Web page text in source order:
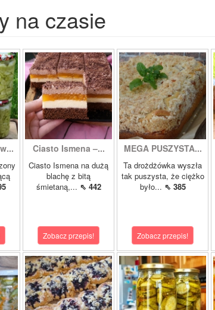
na czasie
Ciasto Ismena –...
Ciasto Ismena na dużą
blachę z bitą
śmietaną,... ⇖ 442
Zobacz przepis!
MEGA PUSZYSTA...
Ta drożdżówka wyszła
tak puszysta, że ciężko
było... ⇖ 385
Zobacz przepis!